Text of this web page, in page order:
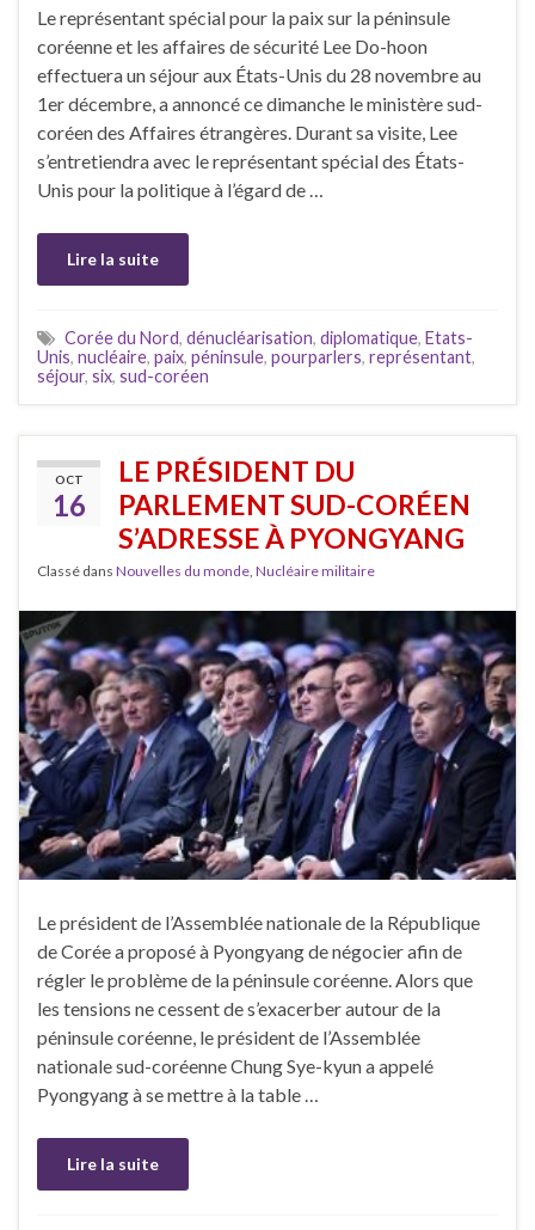
Le représentant spécial pour la paix sur la péninsule
coréenne et les affaires de sécurité Lee Do-hoon
effectuera un séjour aux États-Unis du 28 novembre au
1er décembre, a annoncé ce dimanche le ministère sud-
coréen des Affaires étrangères. Durant sa visite, Lee
s’entretiendra avec le représentant spécial des États-
Unis pour la politique à l’égard de …
Lire la suite
Corée du Nord, dénucléarisation, diplomatique, Etats-
Unis, nucléaire, paix, péninsule, pourparlers, représentant,
séjour, six, sud-coréen
OCT
16
LE PRÉSIDENT DU
PARLEMENT SUD-CORÉEN
S’ADRESSE À PYONGYANG
Classé dans Nouvelles du monde Nucléaire militaire
Le président de l’Assemblée nationale de la République
de Corée a proposé à Pyongyang de négocier afin de
régler le problème de la péninsule coréenne. Alors que
les tensions ne cessent de s’exacerber autour de la
péninsule coréenne, le président de l’Assemblée
nationale sud-coréenne Chung Sye-kyun a appelé
Pyongyang à se mettre à la table …
Lire la suite